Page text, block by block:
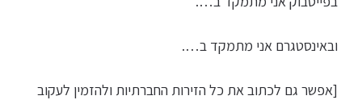
ובאינסטגרם אני מתמקד ב….
[אפשר גם לכתוב את כל הזירות החברתיות ולהזמין לעקוב